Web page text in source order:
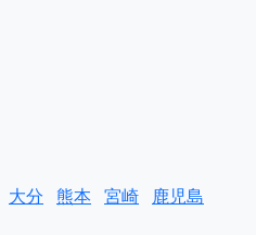
大分 熊本 宮崎
鹿児島